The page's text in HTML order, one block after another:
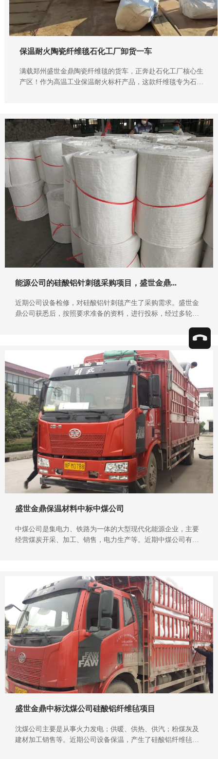
保温耐火陶瓷纤维毯石化工厂卸货一车
满载郑州盛世金鼎陶瓷纤维毯的货车，正奔赴石化工厂核心生
产区！作为高温工业保温耐火标杆产品，这款纤维毯专为石化
能源公司的硅酸铝针刺毯采购项目，盛世金鼎...
近期公司设备检修，对硅酸铝针刺毯产生了采购需求。盛世金
鼎公司获悉后，按照要求准备的资料，进行投标，经过多轮的
盛世金鼎保温材料中标中煤公司
中煤公司是集电力、铁路为一体的大型现代化能源企业，主要
经营煤炭开采、加工、销售，电力生产等。近期中煤公司有了
盛世金鼎中标沈煤公司硅酸铝纤维毡项目
沈煤公司主要是从事火力发电；供暖、供热、供汽；粉煤灰及
建材加工销售等。近期公司设备保温，产生了硅酸铝纤维毡采